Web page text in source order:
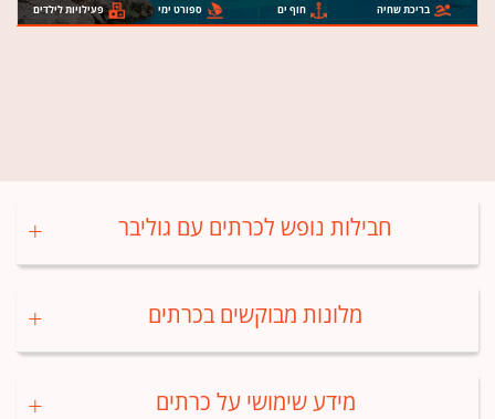
בריכת שחיה חוף ים ספורט ימי פעילויות לילדים
חבילות נופש לכרתים עם גוליבר
מלונות מבוקשים בכרתים
מידע שימושי על כרתים